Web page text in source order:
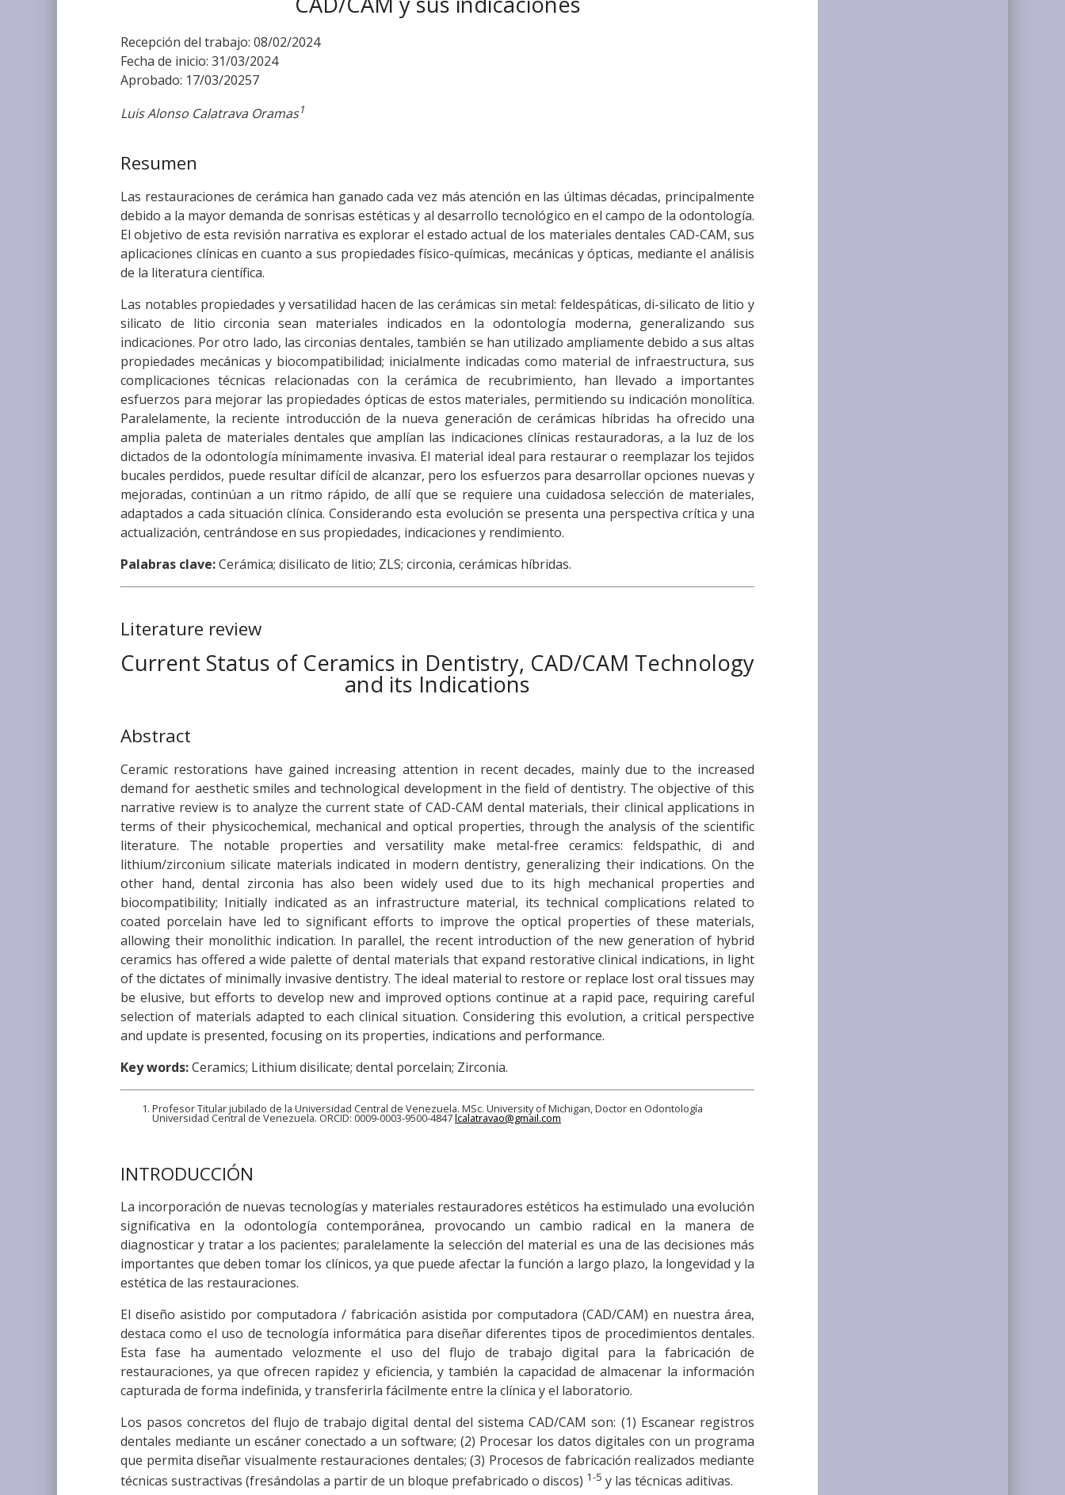
Recepción del trabajo: 08/02/2024
Fecha de inicio: 31/03/2024
Aprobado: 17/03/20257
Luis Alonso Calatrava Oramas1
Resumen
Las restauraciones de cerámica han ganado cada vez más atención en las últimas décadas, principalmente
debido a la mayor demanda de sonrisas estéticas y al desarrollo tecnológico en el campo de la odontología.
El objetivo de esta revisión narrativa es explorar el estado actual de los materiales dentales CAD-CAM, sus
aplicaciones clínicas en cuanto a sus propiedades físico-químicas, mecánicas y ópticas, mediante el análisis
de la literatura científica.
Las notables propiedades y versatilidad hacen de las cerámicas sin metal: feldespáticas, di-silicato de litio y
silicato de litio circonia sean materiales indicados en la odontología moderna, generalizando sus
indicaciones. Por otro lado, las circonias dentales, también se han utilizado ampliamente debido a sus altas
propiedades mecánicas y biocompatibilidad; inicialmente indicadas como material de infraestructura, sus
complicaciones técnicas relacionadas con la cerámica de recubrimiento, han llevado a importantes
esfuerzos para mejorar las propiedades ópticas de estos materiales, permitiendo su indicación monolítica.
Paralelamente, la reciente introducción de la nueva generación de cerámicas híbridas ha ofrecido una
amplia paleta de materiales dentales que amplían las indicaciones clínicas restauradoras, a la luz de los
dictados de la odontología mínimamente invasiva. El material ideal para restaurar o reemplazar los tejidos
bucales perdidos, puede resultar difícil de alcanzar, pero los esfuerzos para desarrollar opciones nuevas y
mejoradas, continúan a un ritmo rápido, de allí que se requiere una cuidadosa selección de materiales,
adaptados a cada situación clínica. Considerando esta evolución se presenta una perspectiva crítica y una
actualización, centrándose en sus propiedades, indicaciones y rendimiento.
Palabras clave:Cerámica; disilicato de litio; ZLS; circonia, cerámicas híbridas.
Literature review
Current Status of Ceramics in Dentistry, CAD/CAM Technology
and its Indications
Abstract
Ceramic restorations have gained increasing attention in recent decades, mainly due to the increased
demand for aesthetic smiles and technological development in the field of dentistry. The objective of this
narrative review is to analyze the current state of CAD-CAM dental materials, their clinical applications in
terms of their physicochemical, mechanical and optical properties, through the analysis of the scientific
literature. The notable properties and versatility make metal-free ceramics: feldspathic, di and
lithium/zirconium silicate materials indicated in modern dentistry, generalizing their indications. On the
other hand, dental zirconia has also been widely used due to its high mechanical properties and
biocompatibility; Initially indicated as an infrastructure material, its technical complications related to
coated porcelain have led to significant efforts to improve the optical properties of these materials,
allowing their monolithic indication. In parallel, the recent introduction of the new generation of hybrid
ceramics has offered a wide palette of dental materials that expand restorative clinical indications, in light
of the dictates of minimally invasive dentistry. The ideal material to restore or replace lost oral tissues may
be elusive, but efforts to develop new and improved options continue at a rapid pace, requiring careful
selection of materials adapted to each clinical situation. Considering this evolution, a critical perspective
and update is presented, focusing on its properties, indications and performance.
Key words:Ceramics; Lithium disilicate; dental porcelain; Zirconia.
Profesor Titular jubilado de la Universidad Central de Venezuela. MSc. University of Michigan, Doctor en Odontología
Universidad Central de Venezuela. ORCID: 0009-0003-9500-4847lcalatravao@gmail.com
INTRODUCCIÓN
La incorporación de nuevas tecnologías y materiales restauradores estéticos ha estimulado una evolución
significativa en la odontología contemporánea, provocando un cambio radical en la manera de
diagnosticar y tratar a los pacientes; paralelamente la selección del material es una de las decisiones más
importantes que deben tomar los clínicos, ya que puede afectar la función a largo plazo, la longevidad y la
estética de las restauraciones.
El diseño asistido por computadora / fabricación asistida por computadora (CAD/CAM) en nuestra área,
destaca como el uso de tecnología informática para diseñar diferentes tipos de procedimientos dentales.
Esta fase ha aumentado velozmente el uso del flujo de trabajo digital para la fabricación de
restauraciones, ya que ofrecen rapidez y eficiencia, y también la capacidad de almacenar la información
capturada de forma indefinida, y transferirla fácilmente entre la clínica y el laboratorio.
Los pasos concretos del flujo de trabajo digital dental del sistema CAD/CAM son: (1) Escanear registros
dentales mediante un escáner conectado a un software; (2) Procesar los datos digitales con un programa
que permita diseñar visualmente restauraciones dentales; (3) Procesos de fabricación realizados mediante
técnicas sustractivas (fresándolas a partir de un bloque prefabricado o discos) 1-5 y las técnicas aditivas.